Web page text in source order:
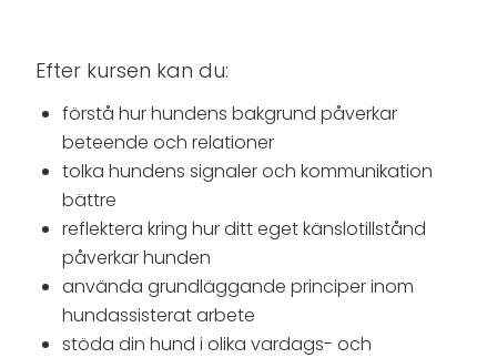
Efter kursen kan du:
förstå hur hundens bakgrund påverkar
beteende och relationer
tolka hundens signaler och kommunikation
bättre
reflektera kring hur ditt eget känslotillstånd
påverkar hunden
använda grundläggande principer inom
hundassisterat arbete
stöda din hund i olika vardags- och